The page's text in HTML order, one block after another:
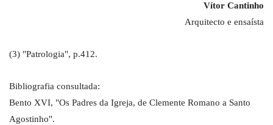
Vítor Cantinho
Arquitecto e ensaísta
(3) "Patrologia", p.412.
Bibliografia consultada:
Bento XVI, "Os Padres da Igreja, de Clemente Romano a Santo
Agostinho".